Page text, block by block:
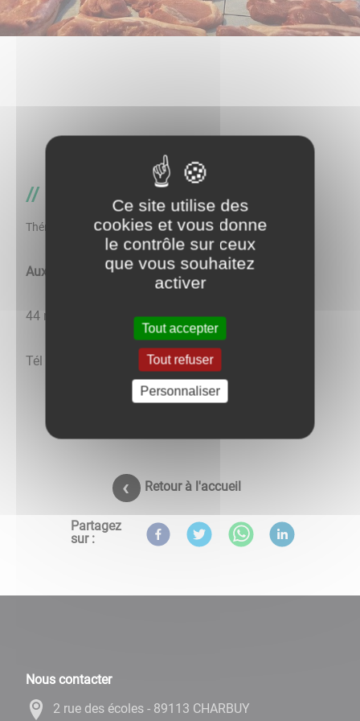
Boucherie-charcuterie
Thématique
Aux petites boucheries de campagne
44 rue des Chambraux
Tél : 03.86.47.13.19
Retour à l'accueil
Partagez
sur :
Nous contacter
2 rue des écoles - 89113 CHARBUY
Ce site utilise des
cookies et vous donne
le contrôle sur ceux
que vous souhaitez
activer
Tout accepter
Tout refuser
Personnaliser